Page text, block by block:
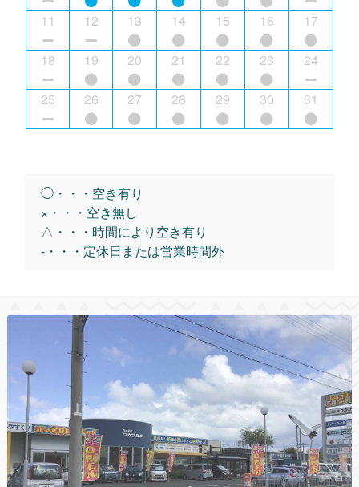
11 12 13 14 15 16 17
18 19 20 21 22 23 24
25 26 27 28 29 30 31
◯・・・空き有り
×・・・空き無し
△・・・時間により空き有り
-・・・定休日または営業時間外